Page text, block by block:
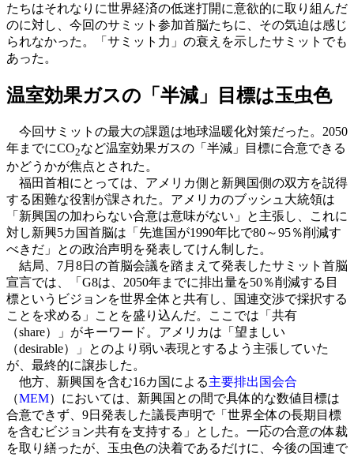
たちはそれなりに世界経済の低迷打開に意欲的に取り組んだ
のに対し、今回のサミット参加首脳たちに、その気迫は感じ
られなかった。「サミット力」の衰えを示したサミットでも
あった。
温室効果ガスの「半減」目標は玉虫色
今回サミットの最大の課題は地球温暖化対策だった。2050
年までにCO2など温室効果ガスの「半減」目標に合意できる
かどうかが焦点とされた。
福田首相にとっては、アメリカ側と新興国側の双方を説得
する困難な役割が課された。アメリカのブッシュ大統領は
「新興国の加わらない合意は意味がない」と主張し、これに
対し新興5カ国首脳は「先進国が1990年比で80～95％削減す
べきだ」との政治声明を発表してけん制した。
結局、7月8日の首脳会議を踏まえて発表したサミット首脳
宣言では、「G8は、2050年までに排出量を50％削減する目
標というビジョンを世界全体と共有し、国連交渉で採択する
ことを求める」ことを盛り込んだ。ここでは「共有
（share）」がキーワード。アメリカは「望ましい
（desirable）」とのより弱い表現とするよう主張していた
が、最終的に譲歩した。
他方、新興国を含む16カ国による主要排出国会合
（MEM）においては、新興国との間で具体的な数値目標は
合意できず、9日発表した議長声明で「世界全体の長期目標
を含むビジョン共有を支持する」とした。一応の合意の体裁
を取り繕ったが、玉虫色の決着であるだけに、今後の国連で